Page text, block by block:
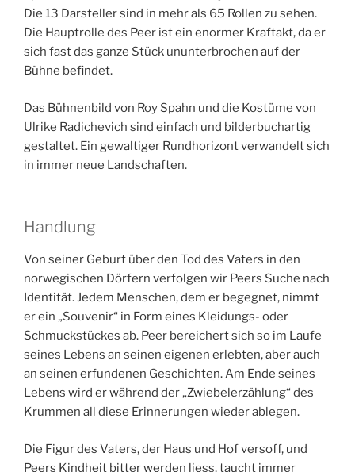
Die 13 Darsteller sind in mehr als 65 Rollen zu sehen.
Die Hauptrolle des Peer ist ein enormer Kraftakt, da er
sich fast das ganze Stück ununterbrochen auf der
Bühne befindet.
Das Bühnenbild von Roy Spahn und die Kostüme von
Ulrike Radichevich sind einfach und bilderbuchartig
gestaltet. Ein gewaltiger Rundhorizont verwandelt sich
in immer neue Landschaften.
Handlung
Von seiner Geburt über den Tod des Vaters in den
norwegischen Dörfern verfolgen wir Peers Suche nach
Identität. Jedem Menschen, dem er begegnet, nimmt
er ein „Souvenir“ in Form eines Kleidungs- oder
Schmuckstückes ab. Peer bereichert sich so im Laufe
seines Lebens an seinen eigenen erlebten, aber auch
an seinen erfundenen Geschichten. Am Ende seines
Lebens wird er während der „Zwiebelerzählung“ des
Krummen all diese Erinnerungen wieder ablegen.
Die Figur des Vaters, der Haus und Hof versoff, und
Peers Kindheit bitter werden liess, taucht immer